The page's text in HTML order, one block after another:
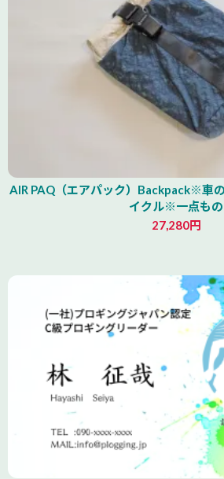
AIR PAQ（エアパック）Backpack※車
イクル※一点もの
27,280円